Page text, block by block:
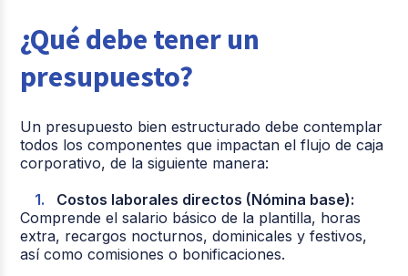
¿Qué debe tener un
presupuesto?
Un presupuesto bien estructurado debe contemplar
todos los componentes que impactan el flujo de caja
corporativo, de la siguiente manera:
Costos laborales directos (Nómina base):
Comprende el salario básico de la plantilla, horas
extra, recargos nocturnos, dominicales y festivos,
así como comisiones o bonificaciones.